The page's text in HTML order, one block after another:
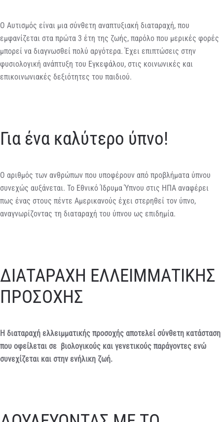
Ο Αυτισμός είναι μια σύνθετη αναπτυξιακή διαταραχή, που
εμφανίζεται στα πρώτα 3 έτη της ζωής, παρόλο που μερικές φορές
μπορεί να διαγνωσθεί πολύ αργότερα. Έχει επιπτώσεις στην
φυσιολογική ανάπτυξη του Εγκεφάλου, στις κοινωνικές και
επικοινωνιακές δεξιότητες του παιδιού.
Για ένα καλύτερο ύπνο!
Ο αριθμός των ανθρώπων που υποφέρουν από προβλήματα ύπνου
συνεχώς αυξάνεται. Το Εθνικό Ίδρυμα Ύπνου στις ΗΠΑ αναφέρει
πως ένας στους πέντε Αμερικανούς έχει στερηθεί τον ύπνο,
αναγνωρίζοντας τη διαταραχή του ύπνου ως επιδημία.
ΔΙΑΤΑΡΑΧΗ ΕΛΛΕΙΜΜΑΤΙΚΗΣ
ΠΡΟΣΟΧΗΣ
Η διαταραχή ελλειμματικής προσοχής αποτελεί σύνθετη κατάσταση
που οφείλεται σε βιολογικούς και γενετικούς παράγοντες ενώ
συνεχίζεται και στην ενήλικη ζωή.